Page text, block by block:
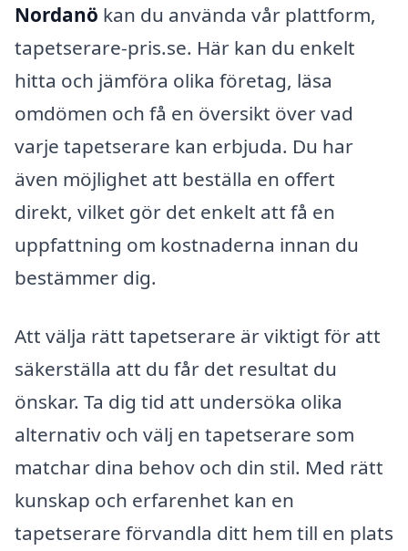
Nordanö kan du använda vår plattform,
tapetserare-pris.se. Här kan du enkelt
hitta och jämföra olika företag, läsa
omdömen och få en översikt över vad
varje tapetserare kan erbjuda. Du har
även möjlighet att beställa en offert
direkt, vilket gör det enkelt att få en
uppfattning om kostnaderna innan du
bestämmer dig.
Att välja rätt tapetserare är viktigt för att
säkerställa att du får det resultat du
önskar. Ta dig tid att undersöka olika
alternativ och välj en tapetserare som
matchar dina behov och din stil. Med rätt
kunskap och erfarenhet kan en
tapetserare förvandla ditt hem till en plats